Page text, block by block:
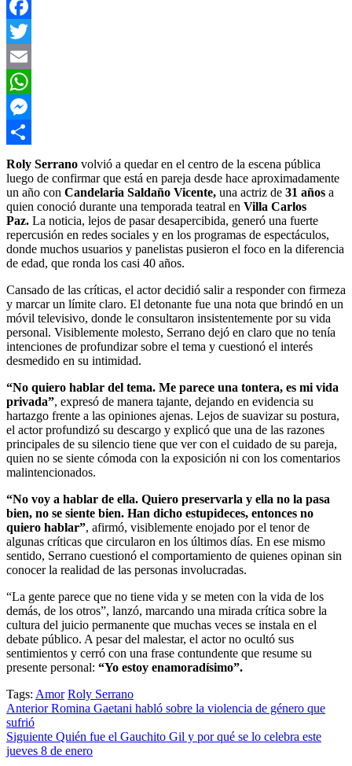
Facebook
Twitter
Email
WhatsApp
Messenger
Compartir
Roly Serrano volvió a quedar en el centro de la escena pública
luego de confirmar que está en pareja desde hace aproximadamente
un año con Candelaria Saldaño Vicente, una actriz de 31 años a
quien conoció durante una temporada teatral en Villa Carlos
Paz. La noticia, lejos de pasar desapercibida, generó una fuerte
repercusión en redes sociales y en los programas de espectáculos,
donde muchos usuarios y panelistas pusieron el foco en la diferencia
de edad, que ronda los casi 40 años.
Cansado de las críticas, el actor decidió salir a responder con firmeza
y marcar un límite claro. El detonante fue una nota que brindó en un
móvil televisivo, donde le consultaron insistentemente por su vida
personal. Visiblemente molesto, Serrano dejó en claro que no tenía
intenciones de profundizar sobre el tema y cuestionó el interés
desmedido en su intimidad.
“No quiero hablar del tema. Me parece una tontera, es mi vida
privada”, expresó de manera tajante, dejando en evidencia su
hartazgo frente a las opiniones ajenas. Lejos de suavizar su postura,
el actor profundizó su descargo y explicó que una de las razones
principales de su silencio tiene que ver con el cuidado de su pareja,
quien no se siente cómoda con la exposición ni con los comentarios
malintencionados.
“No voy a hablar de ella. Quiero preservarla y ella no la pasa
bien, no se siente bien. Han dicho estupideces, entonces no
quiero hablar”, afirmó, visiblemente enojado por el tenor de
algunas críticas que circularon en los últimos días. En ese mismo
sentido, Serrano cuestionó el comportamiento de quienes opinan sin
conocer la realidad de las personas involucradas.
“La gente parece que no tiene vida y se meten con la vida de los
demás, de los otros”, lanzó, marcando una mirada crítica sobre la
cultura del juicio permanente que muchas veces se instala en el
debate público. A pesar del malestar, el actor no ocultó sus
sentimientos y cerró con una frase contundente que resume su
presente personal: “Yo estoy enamoradísimo”.
Tags: Amor Roly Serrano
Post
navigation
AnteriorRomina Gaetani habló sobre la violencia de género que
sufrió
Siguiente Quién fue el Gauchito Gil y por qué se lo celebra este
jueves 8 de enero